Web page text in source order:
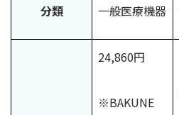
分類 一般医療機器
24,860円
※BAKUNE